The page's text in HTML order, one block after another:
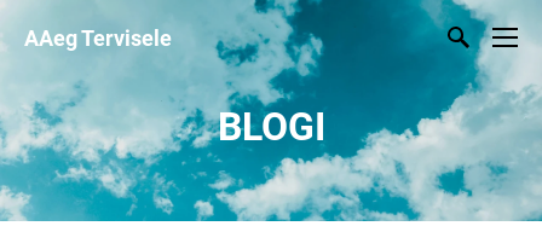
AAeg Tervisele
BLOGI